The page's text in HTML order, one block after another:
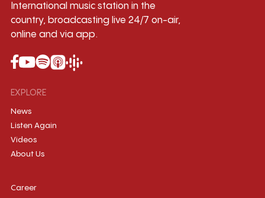
International music station in the
country, broadcasting live 24/7 on-air,
online and via app.
EXPLORE
News
Listen Again
Videos
About Us
Career